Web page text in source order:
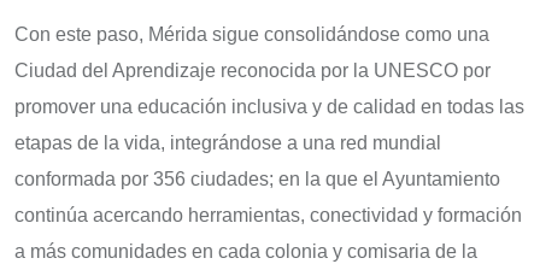
Con este paso, Mérida sigue consolidándose como una
Ciudad del Aprendizaje reconocida por la UNESCO por
promover una educación inclusiva y de calidad en todas las
etapas de la vida, integrándose a una red mundial
conformada por 356 ciudades; en la que el Ayuntamiento
continúa acercando herramientas, conectividad y formación
a más comunidades en cada colonia y comisaria de la